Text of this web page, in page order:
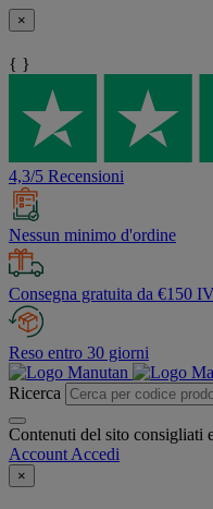
×
{ }
4,3/5 Recensioni
Nessun minimo d'ordine
Consegna gratuita da €150
Reso entro 30 giorni
Ricerca
Contenuti del sito consigliati
Account Accedi
×